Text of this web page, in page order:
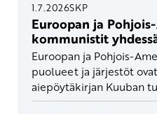
1.7.2026SKP
Euroopan ja
kommunistit
Euroopan ja Pohjois-
puolueet ja järjestöt
aiepöytäkirjan Kuuban